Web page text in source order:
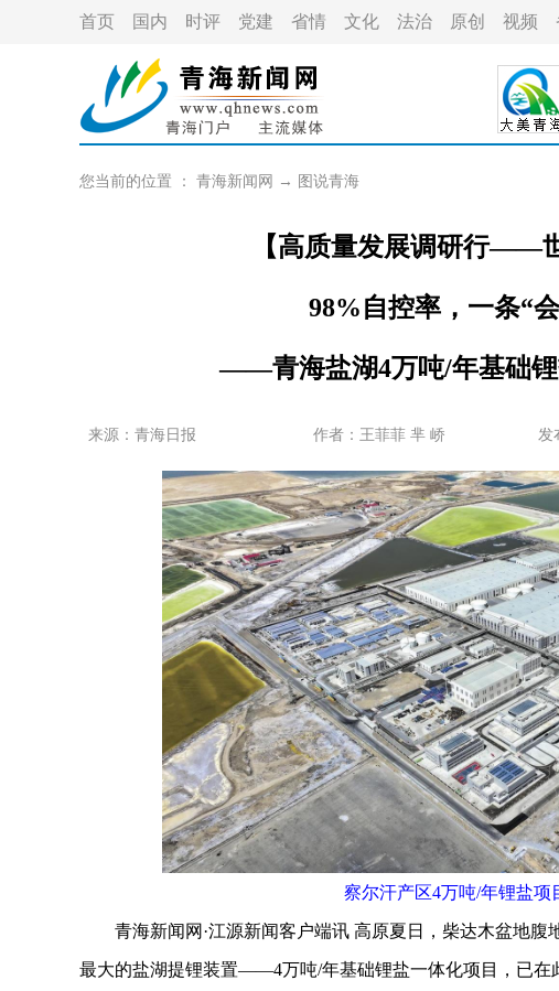
首页 国内 时评 党建 省情 文化 法治 原创 视频
您当前的位置 ： 青海新闻网 → 图说青海
【高质量发展调研行——
98%自控率，一条“
——青海盐湖4万吨/年基础锂
来源：青海日报 作者： 王菲菲 芈 峤 发
察尔汗产区4万吨/年锂盐项
青海新闻网·江源新闻客户端讯 高原夏日，柴达木盆地腹
最大的盐湖提锂装置——4万吨/年基础锂盐一体化项目，已在